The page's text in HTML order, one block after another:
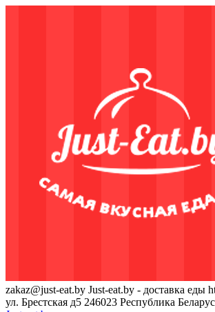
zakaz@just-eat.by Just-eat.by - доставка еды
ул. Брестская д5 246023 Республика